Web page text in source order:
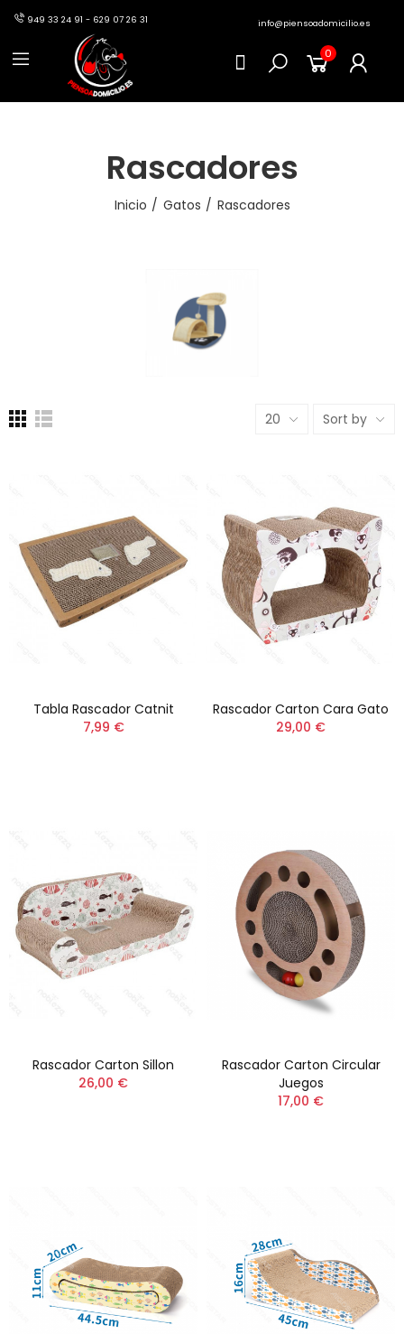
949 33 24 91 - 629 07 26 31 info@piensoadomicilio.es
0
Rascadores
Inicio Gatos Rascadores
20 Sort by
Tabla Rascador Catnit
7,99 €
Rascador Carton Cara Gato
29,00 €
Rascador Carton Sillon
26,00 €
Rascador Carton Circular
Juegos
17,00 €